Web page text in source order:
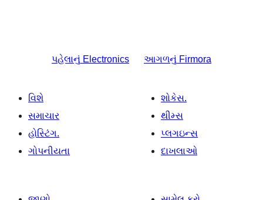
પહેલાનું Electronics આગળનું Firmora
વિશે
સમાચાર
હોસ્ટિંગ.
ગોપનીયતા
શોકેસ.
થીમ્સ
પ્લગઇન્સ
દાખલાઓ